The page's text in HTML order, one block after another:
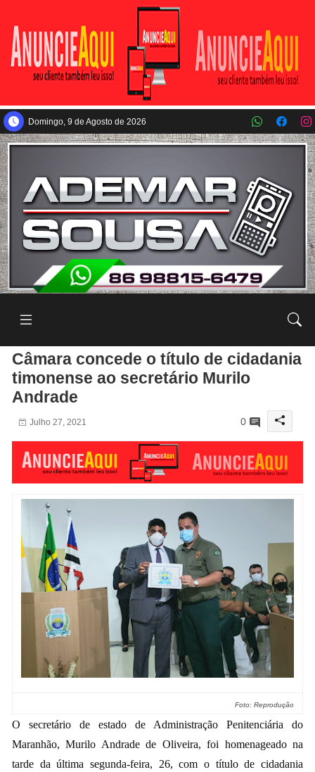
Pular para o conteúdo principal
Domingo, 9 de Agosto de 2026
Câmara concede o título de cidadania
timonense ao secretário Murilo
Andrade
Julho 27, 2021 0
Foto: Reprodução
O secretário de estado de Administração Penitenciária do
Maranhão, Murilo Andrade de Oliveira, foi homenageado na
tarde da última segunda-feira, 26, com o título de cidadania